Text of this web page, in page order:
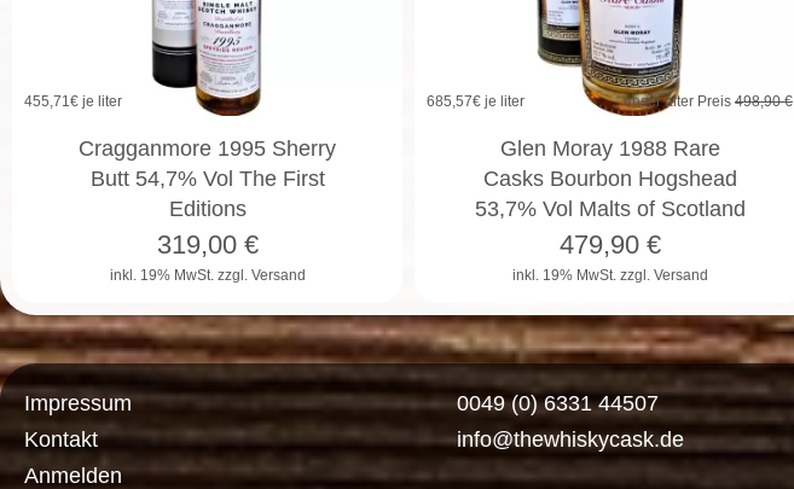
455,71€ je liter
Cragganmore 1995 Sherry
Butt 54,7% Vol The First
Editions
inkl. 19% MwSt. zzgl. Versand
319,00€
685,57€ je liter unser alter Preis 498,90 €
Glen Moray 1988 Rare
Casks Bourbon Hogshead
53,7% Vol Malts of Scotland
inkl. 19% MwSt. zzgl. Versand
479,90€
Impressum
Kontakt
Anmelden
0049 (0) 6331 44507
info@thewhiskycask.de